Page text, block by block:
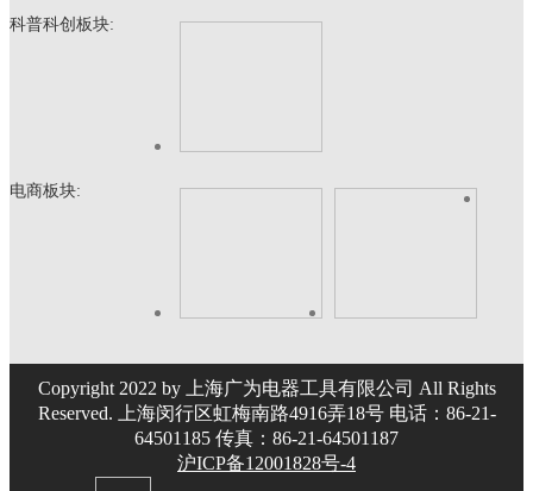
科普科创板块:
电商板块:
Copyright 2022 by 上海广为电器工具有限公司 All Rights
Reserved. 上海闵行区虹梅南路4916弄18号 电话：86-21-
64501185 传真：86-21-64501187
沪ICP备12001828号-4